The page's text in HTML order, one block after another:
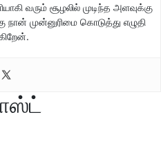
வரும் சூழலில் முடிந்த அளவுக்கு
முன்னுரிமை கொடுத்து எழுதி